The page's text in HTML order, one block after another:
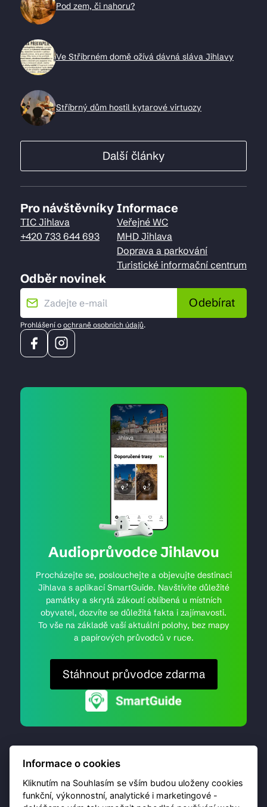
Pod zem, či nahoru?
Ve Stříbrném domě ožívá dávná sláva Jihlavy
Stříbrný dům hostil kytarové virtuozy
Další články
Pro návštěvníky
TIC Jihlava
+420 733 644 693
Informace
Veřejné WC
MHD Jihlava
Doprava a parkování
Turistické informační centrum
Odběr novinek
Odebírat
Prohlášení o ochraně osobních údajů.
Audioprůvodce Jihlavou
Procházejte se, poslouchejte a objevujte destinaci
Jihlava s aplikací SmartGuide. Navštívíte důležité
památky a skrytá zákoutí oblíbená u místních
obyvatel, dozvíte se důležitá fakta i zajímavosti.
To vše na základě vaší aktuální polohy, bez mapy
a papírových průvodců v ruce.
Stáhnout průvodce zdarma
Informace o cookies
Kliknutím na Souhlasím se vším budou uloženy cookies
funkční, výkonnostní, analytické i marketingové -